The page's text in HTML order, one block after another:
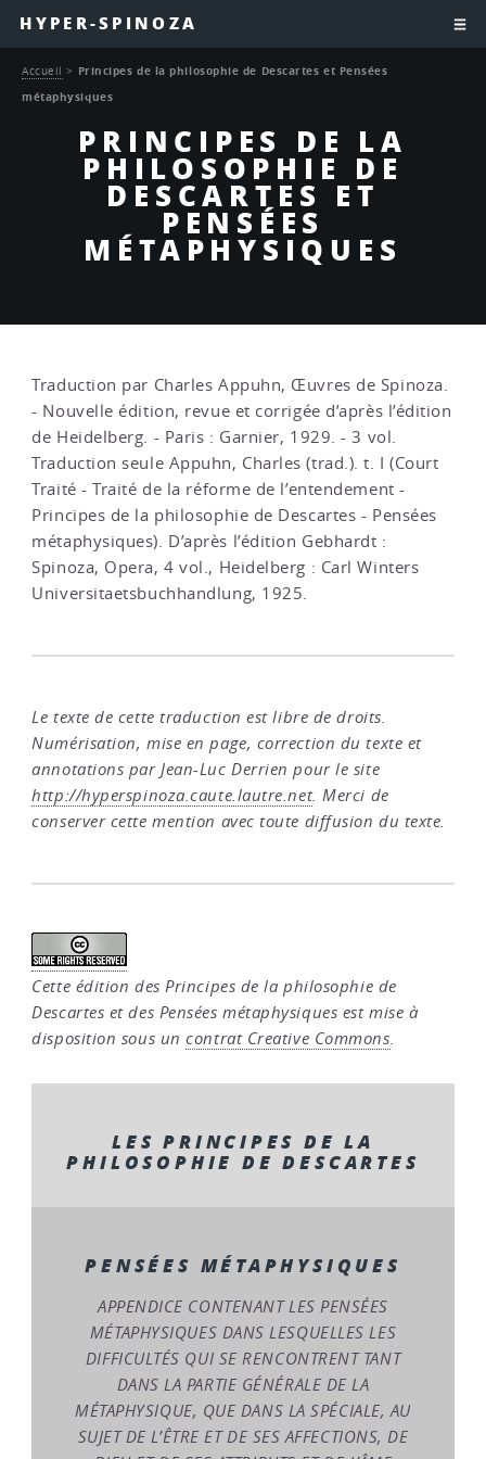
HYPER-SPINOZA
PRINCIPES DE LA
PHILOSOPHIE DE
DESCARTES ET
PENSÉES
MÉTAPHYSIQUES
Accueil > Principes de la philosophie de Descartes et Pensées
métaphysiques
Traduction par Charles Appuhn, Œuvres de Spinoza.
- Nouvelle édition, revue et corrigée d’après l’édition
de Heidelberg. - Paris : Garnier, 1929. - 3 vol.
Traduction seule Appuhn, Charles (trad.). t. I (Court
Traité - Traité de la réforme de l’entendement -
Principes de la philosophie de Descartes - Pensées
métaphysiques). D’après l’édition Gebhardt :
Spinoza, Opera, 4 vol., Heidelberg : Carl Winters
Universitaetsbuchhandlung, 1925.
Le texte de cette traduction est libre de droits.
Numérisation, mise en page, correction du texte et
annotations par Jean-Luc Derrien pour le site
http://hyperspinoza.caute.lautre.net. Merci de
conserver cette mention avec toute diffusion du texte.
Cette édition des Principes de la philosophie de
Descartes et des Pensées métaphysiques est mise à
disposition sous uncontrat Creative Commons.
LES PRINCIPES DE LA
PHILOSOPHIE DE DESCARTES
PENSÉES MÉTAPHYSIQUES
APPENDICE CONTENANT LES PENSÉES
MÉTAPHYSIQUES DANS LESQUELLES LES
DIFFICULTÉS QUI SE RENCONTRENT TANT
DANS LA PARTIE GÉNÉRALE DE LA
MÉTAPHYSIQUE, QUE DANS LA SPÉCIALE, AU
SUJET DE L’ÊTRE ET DE SES AFFECTIONS, DE